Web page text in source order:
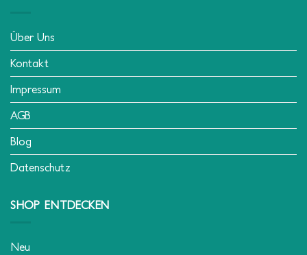
INFORMATION
Über Uns
Kontakt
Impressum
AGB
Blog